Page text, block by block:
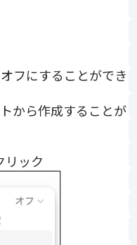
フにすることができ
から作成することが
リック